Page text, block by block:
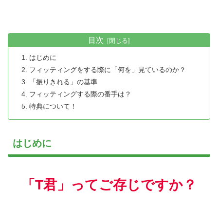
目次
はじめに
フィッティングをする際に「何を」見ているのか？
「振りきれる」の基準
フィッティングする際の番手は？
特典について！
はじめに
「T君」ってご存じですか？